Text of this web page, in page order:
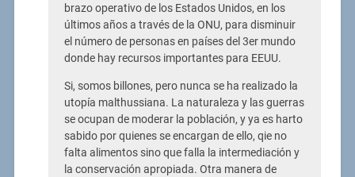
brazo operativo de los Estados Unidos, en los
últimos años a través de la ONU, para disminuir
el número de personas en países del 3er mundo
donde hay recursos importantes para EEUU.
Si, somos billones, pero nunca se ha realizado la
utopía malthussiana. La naturaleza y las guerras
se ocupan de moderar la población, y ya es harto
sabido por quienes se encargan de ello, qie no
falta alimentos sino que falla la intermediación y
la conservación apropiada. Otra manera de